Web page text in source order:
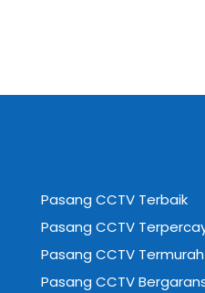
Pasang CCTV Terbaik
Pasang CCTV
Pasang CCTV Termurah
Pasang CCTV